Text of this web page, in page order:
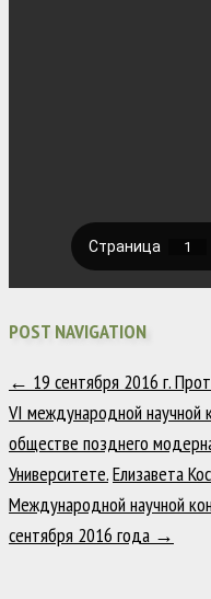
POST NAVIGATION
← 19 сентября 2016 г.
VI международной научной
обществе позднего
Университете.Елизавета
Международной научной
сентября 2016 года →